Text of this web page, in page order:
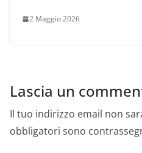
2 Maggio 2026
Lascia un
Il tuo indirizzo email non
obbligatori sono